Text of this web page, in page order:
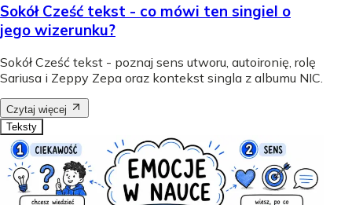
Sokół Cześć tekst - co mówi ten singiel o
jego wizerunku?
Sokół Cześć tekst - poznaj sens utworu, autoironię, rolę
Sariusa i Zeppy Zepa oraz kontekst singla z albumu NIC.
Czytaj więcej
Teksty